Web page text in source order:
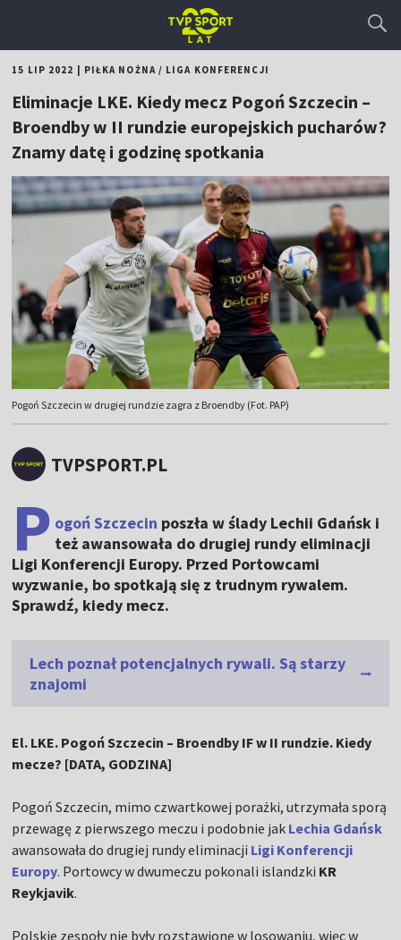
15 LIP 2022 PIŁKA NOŻNA/ LIGA KONFERENCJI
Eliminacje LKE. Kiedy mecz Pogoń Szczecin –
Broendby w II rundzie europejskich pucharów?
Znamy datę i godzinę spotkania
Pogoń Szczecin w drugiej rundzie zagra z Broendby (Fot. PAP)
TVPSPORT.PL
P ogoń Szczecin poszła w ślady Lechii Gdańsk i
też awansowała do drugiej rundy eliminacji
Ligi Konferencji Europy. Przed Portowcami
wyzwanie, bo spotkają się z trudnym rywalem.
Sprawdź, kiedy mecz.
Lech poznał potencjalnych rywali. Są starzy
znajomi
El. LKE. Pogoń Szczecin – Broendby IF w II rundzie. Kiedy
mecze? [DATA, GODZINA]
Pogoń Szczecin, mimo czwartkowej porażki, utrzymała sporą
przewagę z pierwszego meczu i podobnie jak Lechia Gdańsk
awansowała do drugiej rundy eliminacji Ligi Konferencji
Europy. Portowcy w dwumeczu pokonali islandzki KR
Reykjavik.
Polskie zespoły nie były rozstawione w losowaniu, więc w